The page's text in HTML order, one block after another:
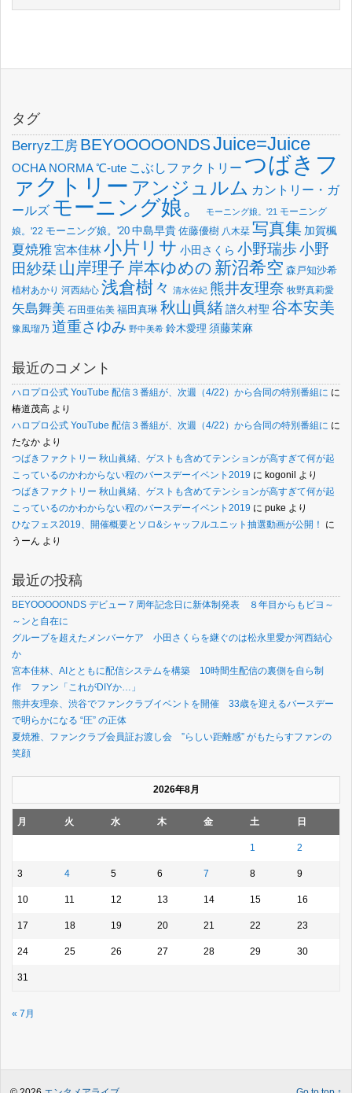
タグ
Berryz工房 BEYOOOOONDSJuice=Juice
OCHA NORMA℃-ute こぶしファクトリー つばきフ
ァクトリー アンジュルム カントリー・ガ
ールズ モーニング娘。 モーニング娘。'21 モーニング
娘。'22 モーニング娘。'20 中島早貴 佐藤優樹 八木栞 写真集 加賀楓
夏焼雅宮本佳林小片リサ 小田さくら 小野瑞歩小野
田紗栞 山岸理子 岸本ゆめの 新沼希空 森戸知沙希
植村あかり 河西結心 浅倉樹々 清水佐紀 熊井友理奈 牧野真莉愛
矢島舞美 石田亜佑美 福田真琳 秋山眞緒譜久村聖 谷本安美
豫風瑠乃 道重さゆみ 野中美希 鈴木愛理 須藤茉麻
最近のコメント
ハロプロ公式 YouTube 配信３番組が、次週（4/22）から合同の特別番組に に
椿道茂高 より
ハロプロ公式 YouTube 配信３番組が、次週（4/22）から合同の特別番組に に
たなか より
つばきファクトリー 秋山眞緒、ゲストも含めてテンションが高すぎて何が起
こっているのかわからない程のバースデーイベント2019 に kogonil より
つばきファクトリー 秋山眞緒、ゲストも含めてテンションが高すぎて何が起
こっているのかわからない程のバースデーイベント2019 に puke より
ひなフェス2019、開催概要とソロ&シャッフルユニット抽選動画が公開！
に
うーん より
最近の投稿
BEYOOOOONDS デビュー７周年記念日に新体制発表 ８年目からもビヨ～
～ンと自在に
グループを超えたメンバーケア 小田さくらを継ぐのは松永里愛か河西結心
か
宮本佳林、AIとともに配信システムを構築 10時間生配信の裏側を自ら制
作 ファン「これがDIYか…」
熊井友理奈、渋谷でファンクラブイベントを開催 33歳を迎えるバースデー
で明らかになる “圧” の正体
夏焼雅、ファンクラブ会員証お渡し会 ”らしい距離感” がもたらすファンの
笑顔
2026年8月
月 火 水 木 金 土 日
1 2
3 4 5 6 7 8 9
10 11 12 13 14 15 16
17 18 19 20 21 22 23
24 25 26 27 28 29 30
31
« 7月